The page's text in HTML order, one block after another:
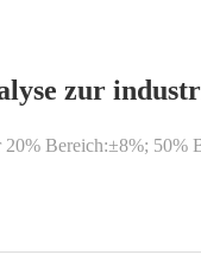
zur
Bereich:±8%;